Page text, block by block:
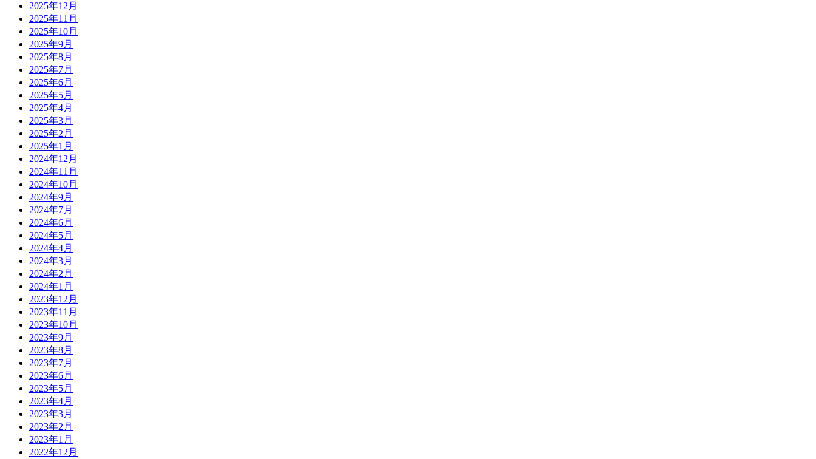
2025年12月
2025年11月
2025年10月
2025年9月
2025年8月
2025年7月
2025年6月
2025年5月
2025年4月
2025年3月
2025年2月
2025年1月
2024年12月
2024年11月
2024年10月
2024年9月
2024年7月
2024年6月
2024年5月
2024年4月
2024年3月
2024年2月
2024年1月
2023年12月
2023年11月
2023年10月
2023年9月
2023年8月
2023年7月
2023年6月
2023年5月
2023年4月
2023年3月
2023年2月
2023年1月
2022年12月